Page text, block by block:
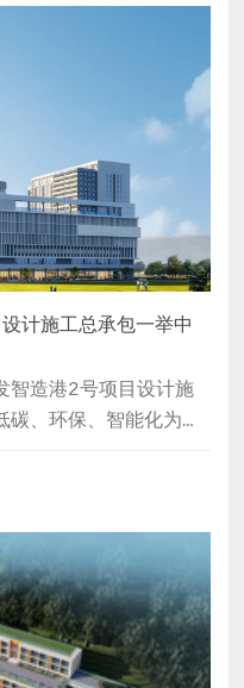
工作队全体队员出席会
加会议。△珠海市对口茂
会议会议上，岭门镇党
计施工总承包一举中
智造港2号项目设计施
、环保、智能化为基
三溪科创小镇将发展
珠海科技创新发展引领
范点和粤港澳自主创新
以高品质工业大厦为产
，推动城市经济增速。
主城区公交车夜间停车
则，参考深圳市月亮